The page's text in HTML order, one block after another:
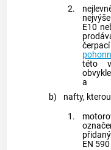
2.
E10
této
a
b)
nafty,
1.
EN 590